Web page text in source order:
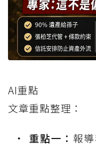
AI重點
文章重點整理：
重點一： 報